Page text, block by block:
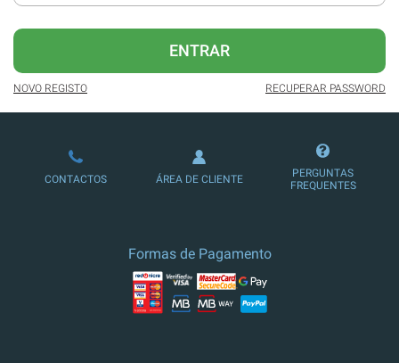
publicidade reduzida e não invasiva
no site.
Possibilidade de ler e/ou ouvir artigos.
Ofertas e descontos em produtos,
serviços, eventos desportivos e
ENTRAR
NOVO REGISTO RECUPERAR PASSWORD
CONTACTOS ÁREA DE CLIENTE
PERGUNTAS
FREQUENTES
Formas de Pagamento